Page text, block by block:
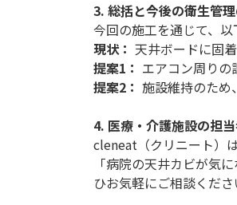
3. 総括と今後の衛生管
今回の施工を通じて、以
現状： 天井ボードに固
提案1： エアコン周りの
提案2： 施設維持のため
4. 医療・介護施設の担
cleneat（クリニート）
「病院の天井カビが気
ひお気軽にご相談くださ